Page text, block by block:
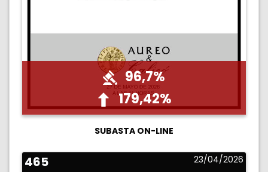
96,7%
179,42%
SUBASTA ON-LINE
465 23/04/2026